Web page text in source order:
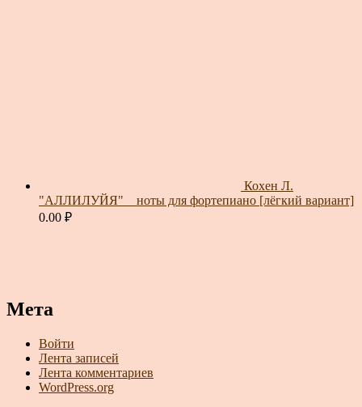
Кохен Л.
"АЛЛИЛУЙЯ" _ ноты для фортепиано [лёгкий вариант]
0.00 ₽
Мета
Войти
Лента записей
Лента комментариев
WordPress.org